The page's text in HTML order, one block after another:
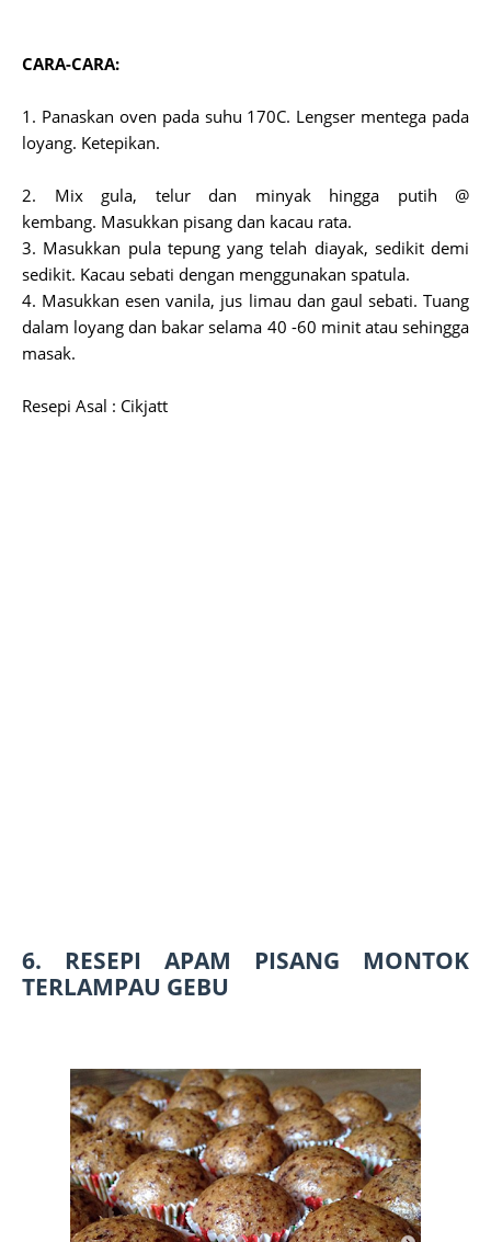
CARA-CARA:
1. Panaskan oven pada suhu 170C. Lengser mentega pada
loyang. Ketepikan.
2. Mix gula, telur dan minyak hingga putih @
kembang. Masukkan pisang dan kacau rata.
3. Masukkan pula tepung yang telah diayak, sedikit demi
sedikit. Kacau sebati dengan menggunakan spatula.
4. Masukkan esen vanila, jus limau dan gaul sebati. Tuang
dalam loyang dan bakar selama 40 -60 minit atau sehingga
masak.
Resepi Asal : Cikjatt
6. RESEPI APAM PISANG MONTOK
TERLAMPAU GEBU